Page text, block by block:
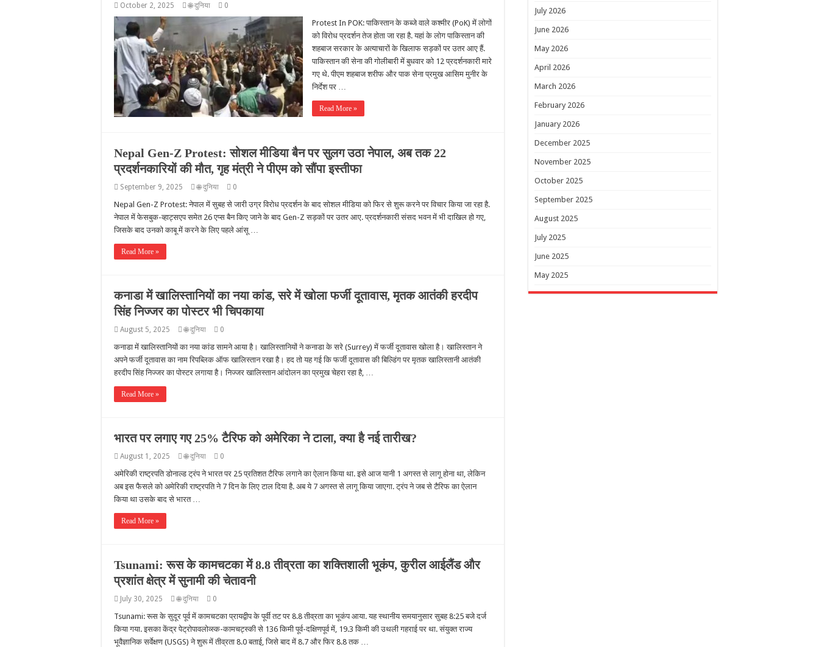
October 2, 2025 🌐 दुनिया 0
Protest In POK: पाकिस्तान के कब्जे वाले कश्मीर (PoK) में लोगों
को विरोध प्रदर्शन तेज होता जा रहा है. यहां के लोग पाकिस्तान की
शहबाज सरकार के अत्याचारों के खिलाफ सड़कों पर उतर आए हैं.
पाकिस्तान की सेना की गोलीबारी में बुधवार को 12 प्रदर्शनकारी मारे
गए थे. पीएम शहबाज शरीफ और पाक सेना प्रमुख आसिम मुनीर के
निर्देश पर …
Read More »
Nepal Gen-Z Protest: सोशल मीडिया बैन पर सुलग उठा नेपाल, अब तक 22
प्रदर्शनकारियों की मौत, गृह मंत्री ने पीएम को सौंपा इस्तीफा
September 9, 2025 🌐 दुनिया 0
Nepal Gen-Z Protest: नेपाल में सुबह से जारी उग्र विरोध प्रदर्शन के बाद सोशल मीडिया को फिर से शुरू करने पर विचार किया जा रहा है.
नेपाल में फेसबुक-व्हाट्सएप समेत 26 एप्स बैन किए जाने के बाद Gen-Z सड़कों पर उतर आए. प्रदर्शनकारी संसद भवन में भी दाखिल हो गए,
जिसके बाद उनको काबू में करने के लिए पहले आंसू …
Read More »
कनाडा में खालिस्तानियों का नया कांड, सरे में खोला फर्जी दूतावास, मृतक आतंकी हरदीप
सिंह निज्जर का पोस्टर भी चिपकाया
August 5, 2025 🌐 दुनिया 0
कनाडा में खालिस्तानियों का नया कांड सामने आया है। खालिस्तानियों ने कनाडा के सरे (Surrey) में फर्जी दूतावास खोला है। खालिस्तान ने
अपने फर्जी दूतावास का नाम रिपब्लिक ऑफ खालिस्तान रखा है। हद तो यह गई कि फर्जी दूतावास की बिल्डिंग पर मृतक खालिस्तानी आतंकी
हरदीप सिंह निज्जर का पोस्टर लगाया है। निज्जर खालिस्तान आंदोलन का प्रमुख चेहरा रहा है, …
Read More »
भारत पर लगाए गए 25% टैरिफ को अमेरिका ने टाला, क्या है नई तारीख?
August 1, 2025 🌐 दुनिया 0
अमेरिकी राष्ट्रपति डोनाल्ड ट्रंप ने भारत पर 25 प्रतिशत टैरिफ लगाने का ऐलान किया था. इसे आज यानी 1 अगस्त से लागू होना था, लेकिन
अब इस फैसले को अमेरिकी राष्ट्रपति ने 7 दिन के लिए टाल दिया है. अब ये 7 अगस्त से लागू किया जाएगा. ट्रंप ने जब से टैरिफ का ऐलान
किया था उसके बाद से भारत …
Read More »
Tsunami: रूस के कामचटका में 8.8 तीव्रता का शक्तिशाली भूकंप, कुरील आईलैंड और
प्रशांत क्षेत्र में सुनामी की चेतावनी
July 30, 2025 🌐 दुनिया 0
Tsunami: रूस के सुदूर पूर्व में कामचटका प्रायद्वीप के पूर्वी तट पर 8.8 तीव्रता का भूकंप आया. यह स्थानीय समयानुसार सुबह 8:25 बजे दर्ज
किया गया. इसका केंद्र पेट्रोपावलोव्स्क-कामचट्स्की से 136 किमी पूर्व-दक्षिणपूर्व में, 19.3 किमी की उथली गहराई पर था. संयुक्त राज्य
भूवैज्ञानिक सर्वेक्षण (USGS) ने शुरू में तीव्रता 8.0 बताई, जिसे बाद में 8.7 और फिर 8.8 तक …
July 2026
June 2026
May 2026
April 2026
March 2026
February 2026
January 2026
December 2025
November 2025
October 2025
September 2025
August 2025
July 2025
June 2025
May 2025